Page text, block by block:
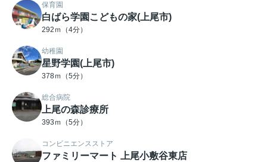
保育園
白ばら学園こどもの家(上尾市)
292ｍ（4分）
幼稚園
星野学園(上尾市)
378ｍ（5分）
総合病院
上尾の森診療所
393ｍ（5分）
コンビニエンスストア
ファミリーマート 上尾小敷谷東店